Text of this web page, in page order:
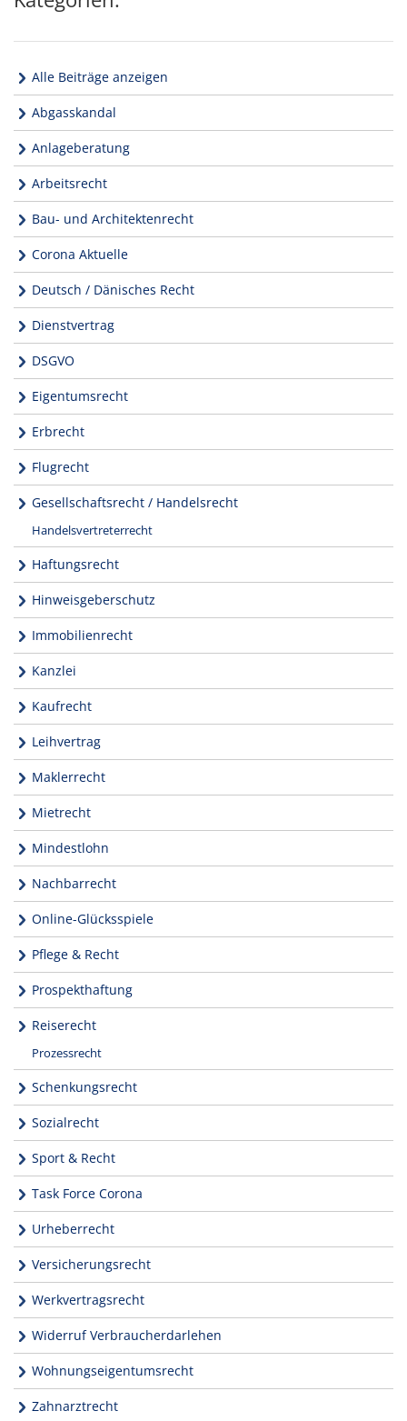
Alle Beiträge anzeigen
Abgasskandal
Anlageberatung
Arbeitsrecht
Bau- und Architektenrecht
Corona Aktuelle
Deutsch / Dänisches Recht
Dienstvertrag
DSGVO
Eigentumsrecht
Erbrecht
Flugrecht
Gesellschaftsrecht / Handelsrecht
Handelsvertreterrecht
Haftungsrecht
Hinweisgeberschutz
Immobilienrecht
Kanzlei
Kaufrecht
Leihvertrag
Maklerrecht
Mietrecht
Mindestlohn
Nachbarrecht
Online-Glücksspiele
Pflege & Recht
Prospekthaftung
Reiserecht
Prozessrecht
Schenkungsrecht
Sozialrecht
Sport & Recht
Task Force Corona
Urheberrecht
Versicherungsrecht
Werkvertragsrecht
Widerruf Verbraucherdarlehen
Wohnungseigentumsrecht
Zahnarztrecht